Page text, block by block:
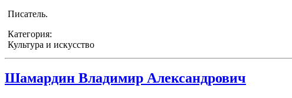
Писатель.
Категория:
Культура и искусство
Шамардин Владимир Александрович